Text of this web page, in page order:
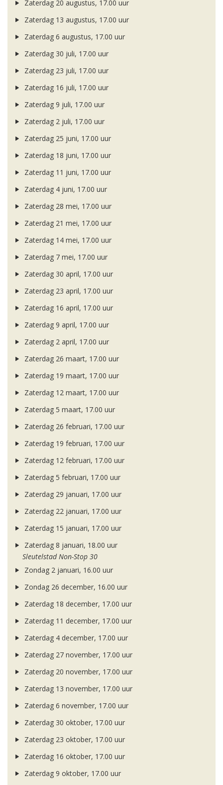
Zaterdag 20 augustus, 17.00 uur
Zaterdag 13 augustus, 17.00 uur
Zaterdag 6 augustus, 17.00 uur
Zaterdag 30 juli, 17.00 uur
Zaterdag 23 juli, 17.00 uur
Zaterdag 16 juli, 17.00 uur
Zaterdag 9 juli, 17.00 uur
Zaterdag 2 juli, 17.00 uur
Zaterdag 25 juni, 17.00 uur
Zaterdag 18 juni, 17.00 uur
Zaterdag 11 juni, 17.00 uur
Zaterdag 4 juni, 17.00 uur
Zaterdag 28 mei, 17.00 uur
Zaterdag 21 mei, 17.00 uur
Zaterdag 14 mei, 17.00 uur
Zaterdag 7 mei, 17.00 uur
Zaterdag 30 april, 17.00 uur
Zaterdag 23 april, 17.00 uur
Zaterdag 16 april, 17.00 uur
Zaterdag 9 april, 17.00 uur
Zaterdag 2 april, 17.00 uur
Zaterdag 26 maart, 17.00 uur
Zaterdag 19 maart, 17.00 uur
Zaterdag 12 maart, 17.00 uur
Zaterdag 5 maart, 17.00 uur
Zaterdag 26 februari, 17.00 uur
Zaterdag 19 februari, 17.00 uur
Zaterdag 12 februari, 17.00 uur
Zaterdag 5 februari, 17.00 uur
Zaterdag 29 januari, 17.00 uur
Zaterdag 22 januari, 17.00 uur
Zaterdag 15 januari, 17.00 uur
Zaterdag 8 januari, 18.00 uur
Sleutelstad Non-Stop 30
Zondag 2 januari, 16.00 uur
Zondag 26 december, 16.00 uur
Zaterdag 18 december, 17.00 uur
Zaterdag 11 december, 17.00 uur
Zaterdag 4 december, 17.00 uur
Zaterdag 27 november, 17.00 uur
Zaterdag 20 november, 17.00 uur
Zaterdag 13 november, 17.00 uur
Zaterdag 6 november, 17.00 uur
Zaterdag 30 oktober, 17.00 uur
Zaterdag 23 oktober, 17.00 uur
Zaterdag 16 oktober, 17.00 uur
Zaterdag 9 oktober, 17.00 uur